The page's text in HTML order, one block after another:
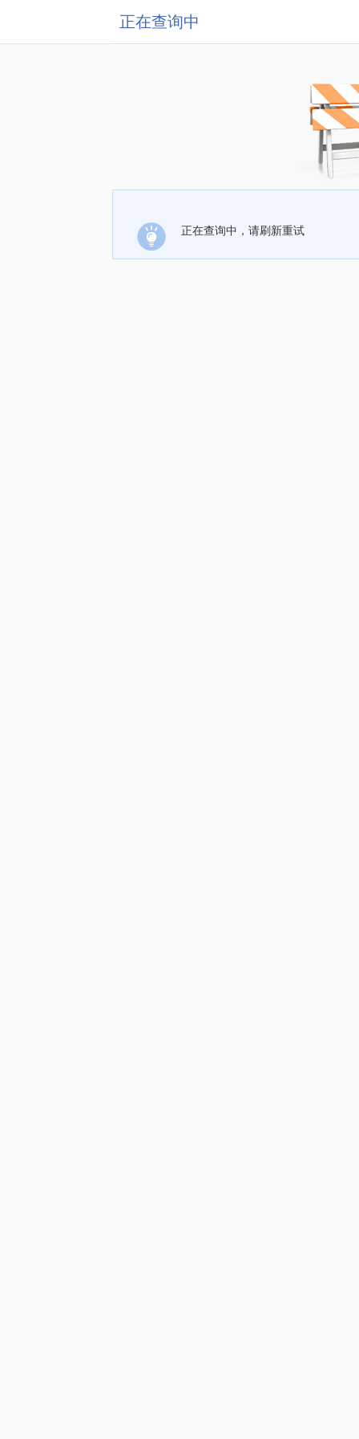
正在查询中
正在查询中，请刷新重试